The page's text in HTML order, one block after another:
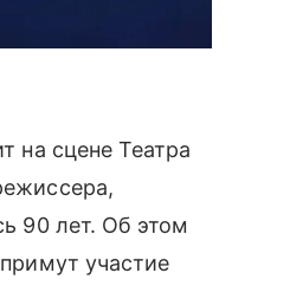
на сцене Театра
90 лет. Об этом
участие